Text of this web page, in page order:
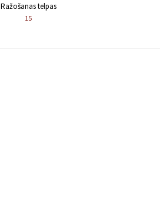
Ražošanas telpas
15